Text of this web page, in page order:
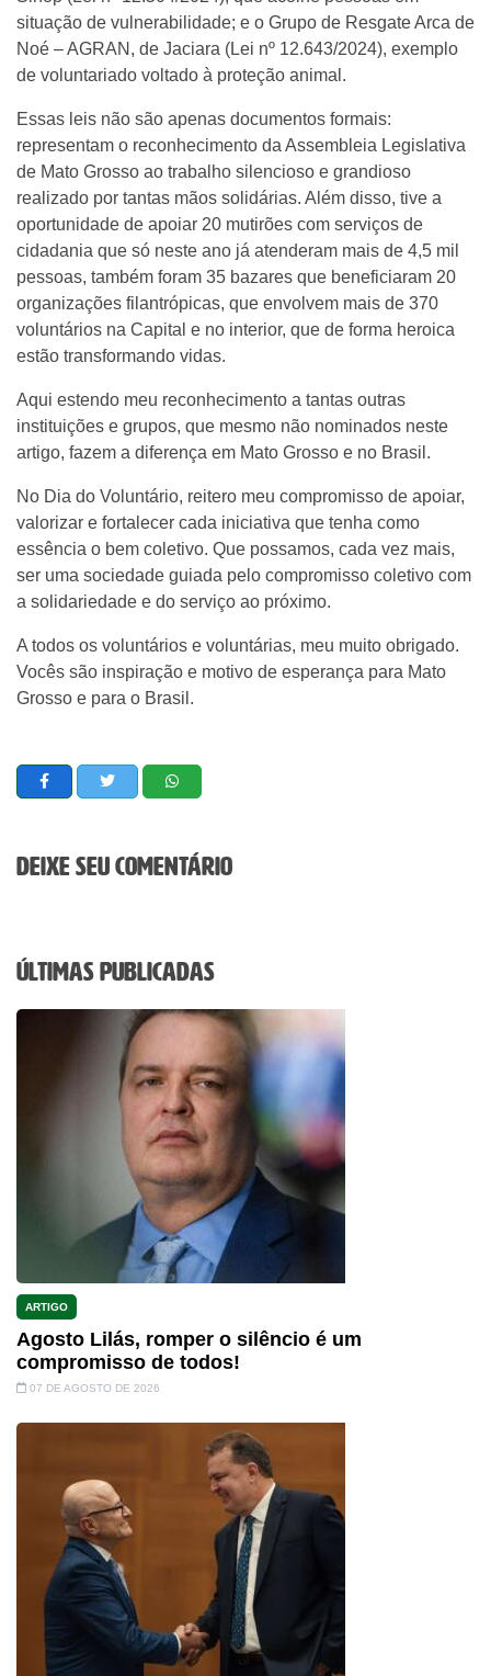
situação de vulnerabilidade; e o Grupo de Resgate Arca de
Noé – AGRAN, de Jaciara (Lei nº 12.643/2024), exemplo
de voluntariado voltado à proteção animal.
Essas leis não são apenas documentos formais:
representam o reconhecimento da Assembleia Legislativa
de Mato Grosso ao trabalho silencioso e grandioso
realizado por tantas mãos solidárias. Além disso, tive a
oportunidade de apoiar 20 mutirões com serviços de
cidadania que só neste ano já atenderam mais de 4,5 mil
pessoas, também foram 35 bazares que beneficiaram 20
organizações filantrópicas, que envolvem mais de 370
voluntários na Capital e no interior, que de forma heroica
estão transformando vidas.
Aqui estendo meu reconhecimento a tantas outras
instituições e grupos, que mesmo não nominados neste
artigo, fazem a diferença em Mato Grosso e no Brasil.
No Dia do Voluntário, reitero meu compromisso de apoiar,
valorizar e fortalecer cada iniciativa que tenha como
essência o bem coletivo. Que possamos, cada vez mais,
ser uma sociedade guiada pelo compromisso coletivo com
a solidariedade e do serviço ao próximo.
A todos os voluntários e voluntárias, meu muito obrigado.
Vocês são inspiração e motivo de esperança para Mato
Grosso e para o Brasil.
Deixe seu comentário
Últimas Publicadas
ARTIGO
Agosto Lilás, romper o silêncio é um
compromisso de todos!
07 DE AGOSTO DE 2026